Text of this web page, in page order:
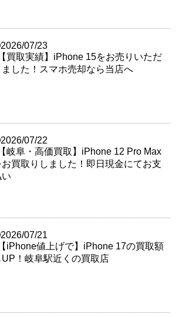
2026/07/23
【買取実績】iPhone 15をお売りいただ
ました！スマホ売却なら当店へ
2026/07/22
【岐阜・高価買取】iPhone 12 Pro Max
お買取りしました！即日現金にてお支
2026/07/21
【iPhone値上げで】iPhone 17の買取額
UP！岐阜駅近くの買取店